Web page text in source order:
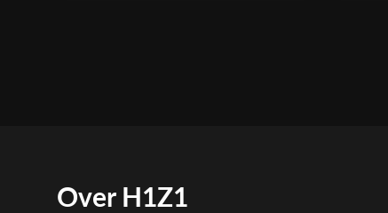
Over H1Z1